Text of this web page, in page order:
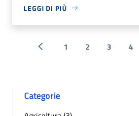
LEGGI DI PIÙ
« Precedente
1 2 3 4
Categorie